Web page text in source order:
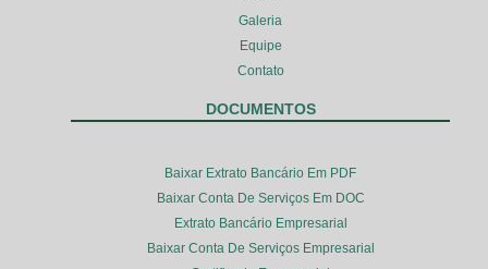
Galeria
Equipe
Contato
DOCUMENTOS
Baixar Extrato Bancário Em PDF
Baixar Conta De Serviços Em DOC
Extrato Bancário Empresarial
Baixar Conta De Serviços Empresarial